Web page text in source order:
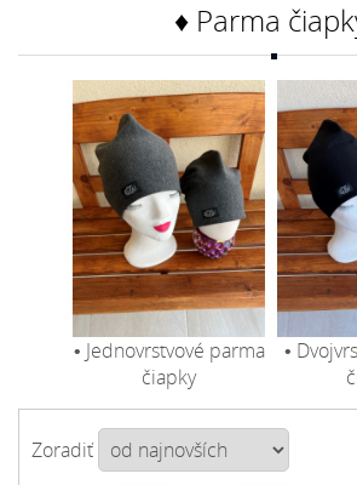
♦ Parma
• Jednovrstvové parma
čiapky
•
Zoradiť